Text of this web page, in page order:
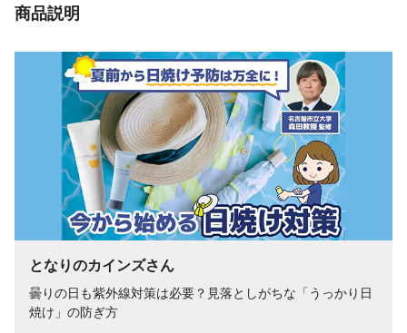
商品説明
となりのカインズさん
曇りの日も紫外線対策は必要？見落としがちな「うっかり日
焼け」の防ぎ方